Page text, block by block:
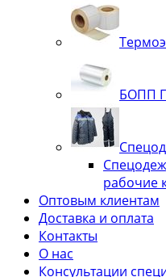
БОПП
рабочие
Оптовым клиентам
Доставка и оплата
Контакты
О нас
Консультации